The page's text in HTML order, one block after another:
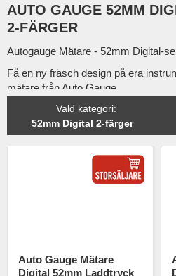
AUTO GAUGE 52MM
2-FÄRGER
Autogauge Mätare - 52mm Digital-
Få en ny fräsch design på era
mätare från Auto Gauge.
Finns med funktioner som
oljetemperatur mm.
Välj enkelt med en knapptryckning
passar in bäst i er bil.
Mycket prisvärd mätarserie som
Vald kategori:
52mm Digital 2-färger
Auto Gauge Mätare
Digital 52mm Laddtryck